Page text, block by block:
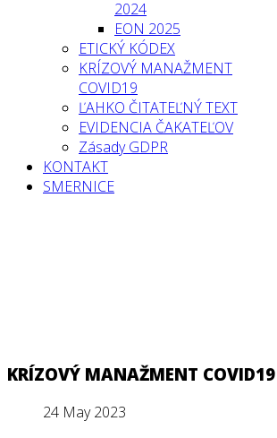
2024
EON 2025
ETICKÝ KÓDEX
KRÍZOVÝ MANAŽMENT
COVID19
ĽAHKO ČITATEĽNÝ TEXT
EVIDENCIA ČAKATEĽOV
Zásady GDPR
KONTAKT
SMERNICE
KRÍZOVÝ MANAŽMENT COVID19
24 May 2023